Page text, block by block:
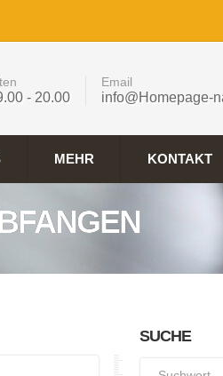
- 20.00
Email
info@Homepage-
MEHR KONTAKT
SUCHE